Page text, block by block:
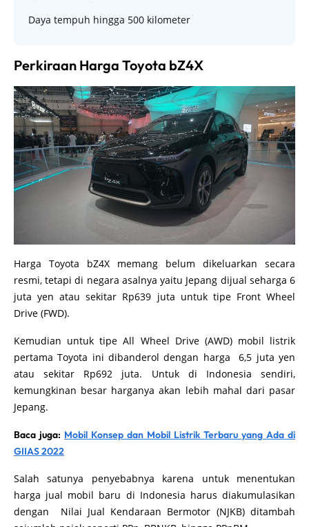
Daya tempuh hingga 500 kilometer
Perkiraan Harga Toyota bZ4X
Harga Toyota bZ4X memang belum dikeluarkan secara
resmi, tetapi di negara asalnya yaitu Jepang dijual seharga 6
juta yen atau sekitar Rp639 juta untuk tipe Front Wheel
Drive (FWD).
Kemudian untuk tipe All Wheel Drive (AWD) mobil listrik
pertama Toyota ini dibanderol dengan harga 6,5 juta yen
atau sekitar Rp692 juta. Untuk di Indonesia sendiri,
kemungkinan besar harganya akan lebih mahal dari pasar
Jepang.
Baca juga: Mobil Konsep dan Mobil Listrik Terbaru yang Ada di
GIIAS 2022
Salah satunya penyebabnya karena untuk menentukan
harga jual mobil baru di Indonesia harus diakumulasikan
dengan Nilai Jual Kendaraan Bermotor (NJKB) ditambah